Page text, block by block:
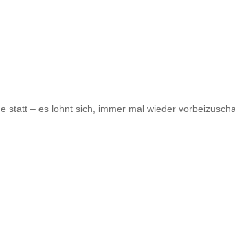
statt – es lohnt sich, immer mal wieder